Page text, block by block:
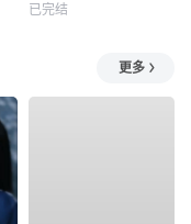
已完结
更多